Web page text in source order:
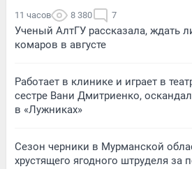
11 часов 8 380 7
Ученый АлтГУ рассказала, ждать
комаров в августе
Работает в клинике и играет в
сестре Вани Дмитриенко,
в «Лужниках»
Сезон черники в Мурманской
хрустящего ягодного штруделя за